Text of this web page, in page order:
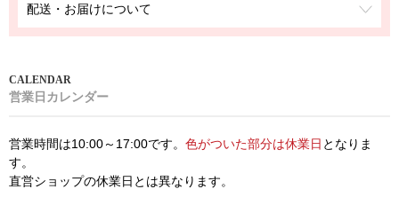
配送・お届けについて
営業日カレンダー
営業時間は10:00～17:00です。 色がついた部分は休業日 となりま
す。
直営ショップの休業日とは異なります。